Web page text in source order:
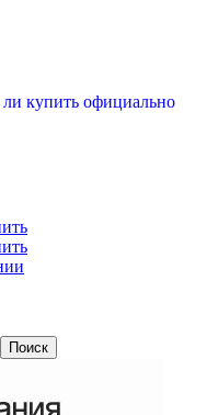
купить официально